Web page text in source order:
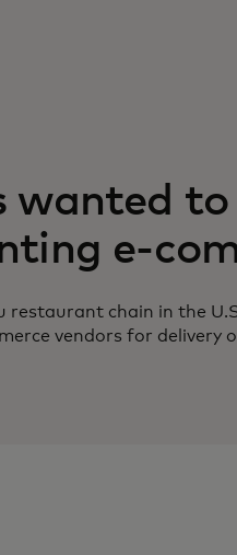
wanted
e-
restaurant chain in the
vendors for delivery